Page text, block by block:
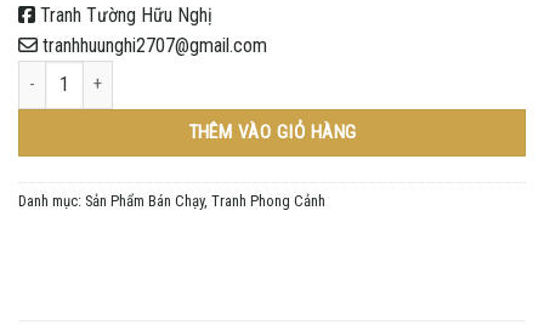
Tranh Tường Hữu Nghị
tranhhuunghi2707@gmail.com
Tranh Phong Cảnh 0057/In Chất Liệu Vải Lụa Kim Tuyến Nguyên KHổ số lượng
THÊM VÀO GIỎ HÀNG
Danh mục: Sản Phẩm Bán Chạy, Tranh Phong Cảnh